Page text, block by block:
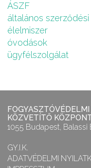
ÁSZF
általános
élelmiszer
óvodások
ügyfélszolgálat
KÖZVETÍTŐ
1055 Budapest, Balassi
GY.I.K.
ADATVÉDELMI